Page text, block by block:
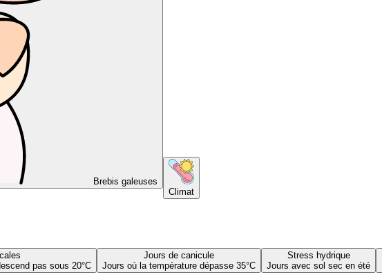
Brebis galeuses
Climat
pas sous 20°C
Jours de canicule
Jours où la température dépasse 35°C
Stress hydrique
Jours avec sol sec en été